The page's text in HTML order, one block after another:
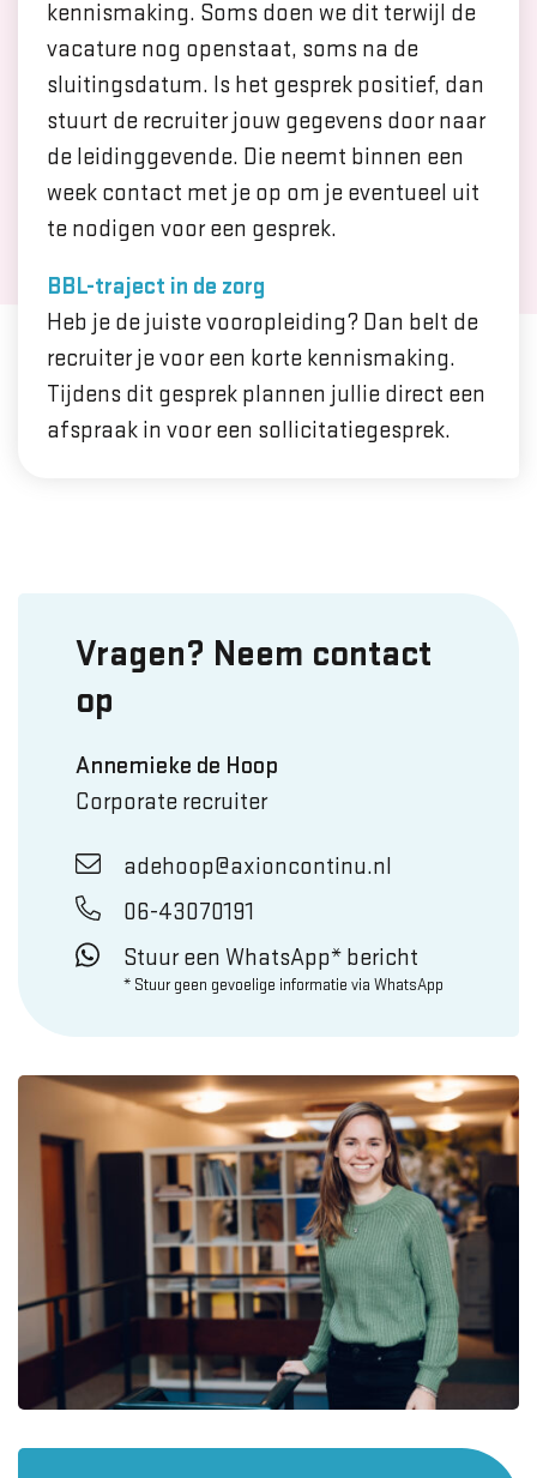
kennismaking. Soms doen we dit terwijl de
vacature nog openstaat, soms na de
sluitingsdatum. Is het gesprek positief, dan
stuurt de recruiter jouw gegevens door naar
de leidinggevende. Die neemt binnen een
week contact met je op om je eventueel uit
te nodigen voor een gesprek.
BBL-traject in de zorg
Heb je de juiste vooropleiding? Dan belt de
recruiter je voor een korte kennismaking.
Tijdens dit gesprek plannen jullie direct een
afspraak in voor een sollicitatiegesprek.
Vragen? Neem contact
op
Annemieke de Hoop
Corporate recruiter
adehoop@axioncontinu.nl
06-43070191
Stuur een WhatsApp* bericht
* Stuur geen gevoelige informatie via WhatsApp